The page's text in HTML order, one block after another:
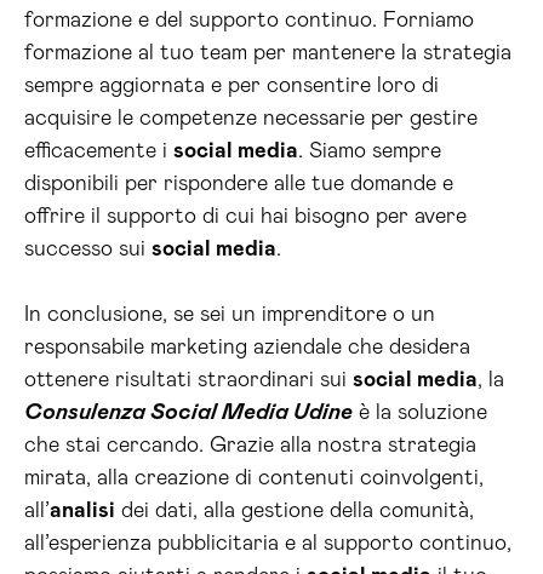
formazione e del supporto continuo. Forniamo
formazione al tuo team per mantenere la strategia
sempre aggiornata e per consentire loro di
acquisire le competenze necessarie per gestire
efficacemente i social media. Siamo sempre
disponibili per rispondere alle tue domande e
offrire il supporto di cui hai bisogno per avere
successo sui social media.
In conclusione, se sei un imprenditore o un
responsabile marketing aziendale che desidera
ottenere risultati straordinari sui social media, la
Consulenza Social Media Udine è la soluzione
che stai cercando. Grazie alla nostra strategia
mirata, alla creazione di contenuti coinvolgenti,
all’analisi dei dati, alla gestione della comunità,
all’esperienza pubblicitaria e al supporto continuo,